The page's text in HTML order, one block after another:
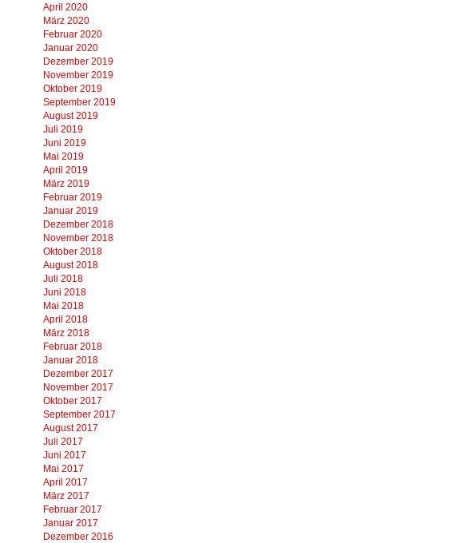
April 2020
März 2020
Februar 2020
Januar 2020
Dezember 2019
November 2019
Oktober 2019
September 2019
August 2019
Juli 2019
Juni 2019
Mai 2019
April 2019
März 2019
Februar 2019
Januar 2019
Dezember 2018
November 2018
Oktober 2018
August 2018
Juli 2018
Juni 2018
Mai 2018
April 2018
März 2018
Februar 2018
Januar 2018
Dezember 2017
November 2017
Oktober 2017
September 2017
August 2017
Juli 2017
Juni 2017
Mai 2017
April 2017
März 2017
Februar 2017
Januar 2017
Dezember 2016